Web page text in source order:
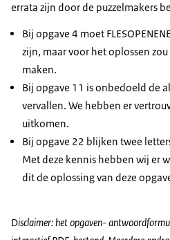
errata zijn door de puzzelmakers
Bij opgave 4 moet
zijn, maar voor het oplossen
maken.
Bij opgave 11 is onbedoeld de
vervallen. We hebben er
uitkomen.
Bij opgave 22 blijken twee
Met deze kennis hebben wij er
dit de oplossing van deze
Disclaimer: het opgaven-